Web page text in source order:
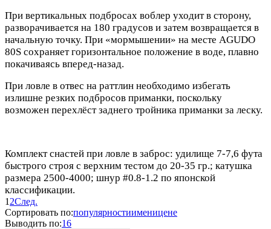
При вертикальных подбросах воблер уходит в сторону,
разворачивается на 180 градусов и затем возвращается в
начальную точку. При «мормышении» на месте AGUDO
80S сохраняет горизонтальное положение в воде, плавно
покачиваясь вперед-назад.
При ловле в отвес на раттлин необходимо избегать
излишне резких подбросов приманки, поскольку
возможен перехлёст заднего тройника приманки за леску.
Комплект снастей при ловле в заброс: удилище 7-7,6 фута
быстрого строя с верхним тестом до 20-35 гр.; катушка
размера 2500-4000; шнур #0.8-1.2 по японской
классификации.
1 2След.
Сортировать по:популярностиименицене
Выводить по:16